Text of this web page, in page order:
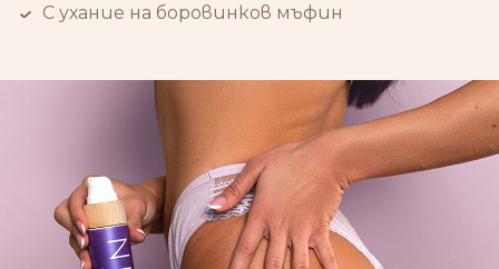
С ухание на боровинков мъфин